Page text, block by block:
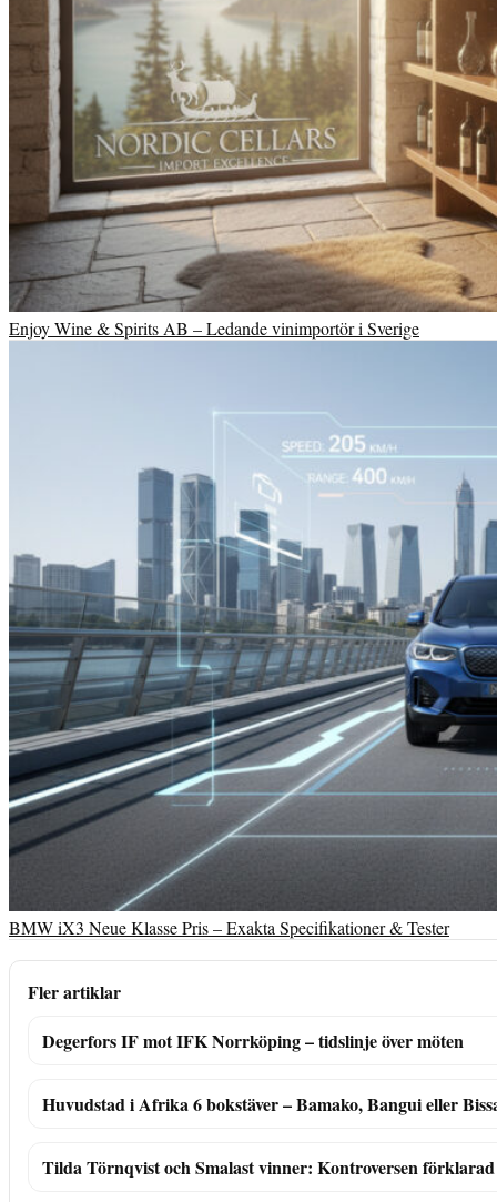
Enjoy Wine & Spirits AB – Ledande vinimportör i Sverige
BMW iX3 Neue Klasse Pris – Exakta Specifikationer & Tester
Fler artiklar
Degerfors IF mot IFK Norrköping – tidslinje över möten
Huvudstad i Afrika 6 bokstäver – Bamako, Bangui eller
Tilda Törnqvist och Smalast vinner: Kontroversen förklarad